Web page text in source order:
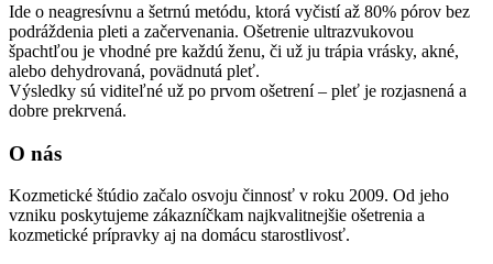
Ide o neagresívnu a šetrnú metódu, ktorá vyčistí až 80% pórov bez
podráždenia pleti a začervenania. Ošetrenie ultrazvukovou
špachtľou je vhodné pre každú ženu, či už ju trápia vrásky, akné,
alebo dehydrovaná, povädnutá pleť.
Výsledky sú viditeľné už po prvom ošetrení – pleť je rozjasnená a
dobre prekrvená.
O nás
Kozmetické štúdio začalo osvoju činnosť v roku 2009. Od jeho
vzniku poskytujeme zákazníčkam najkvalitnejšie ošetrenia a
kozmetické prípravky aj na domácu starostlivosť.